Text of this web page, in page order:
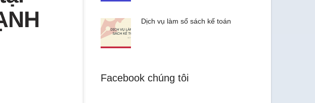
Dịch vụ làm sổ sách kế toán
Facebook chúng tôi